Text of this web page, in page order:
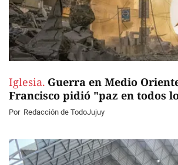
Iglesia. Guerra en Medio
Francisco pidió "paz en todos
Por Redacción de TodoJujuy